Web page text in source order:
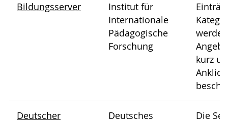
Bildungsserver
Institut für
Internationale
Pädagogische
Forschung
kurz
Deutscher
Deutsches
Die